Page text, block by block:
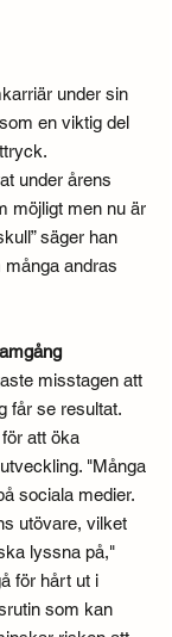
under sin
en viktig del
under årens
möjligt men nu är
säger han
många andras
misstagen att
får se resultat.
att öka
"Många
sociala medier.
utövare, vilket
lyssna på,"
för hårt ut i
som kan